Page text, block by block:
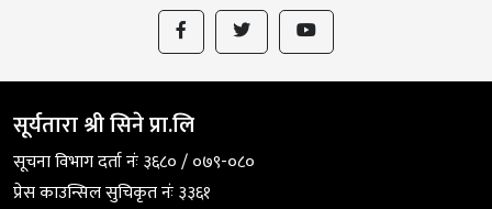
सूर्यतारा श्री सिने प्रा.लि
सूचना विभाग दर्ता नंः ३६८० / ०७९-०८०
प्रेस काउन्सिल सुचिकृत नंः ३३६१